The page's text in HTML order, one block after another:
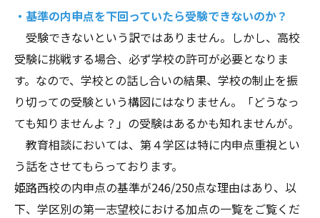
・基準の内申点を下回っていたら受験できないのか？
受験できないという訳ではありません。しかし、高校
受験に挑戦する場合、必ず学校の許可が必要となりま
す。なので、学校との話し合いの結果、学校の制止を振
り切っての受験という構図にはなりません。「どうなっ
ても知りませんよ？」の受験はあるかも知れませんが。
教育相談においては、第４学区は特に内申点重視とい
う話をさせてもらっております。
姫路西校の内申点の基準が246/250点な理由はあり、以
下、学区別の第一志望校における加点の一覧をご覧くだ